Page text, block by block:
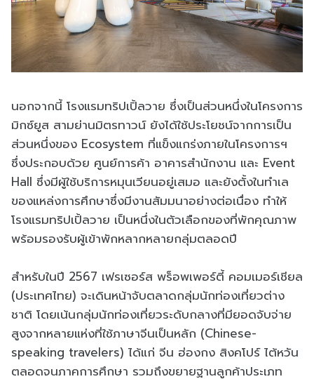
นอกจากนี้ โรงแรมทริปเปิ้ลวาย ซึ่งเป็นส่วนหนึ่งในโครงการ
มิกซ์ยูส สามย่านมิตรทาวน์ ยังได้ใช้ประโยชน์จากการเป็น
ส่วนหนึ่งของ Ecosystem ที่แข็งแกร่งภายในโครงการฯ
ซึ่งประกอบด้วย ศูนย์การค้า อาคารสำนักงาน และ Event
Hall ซึ่งมีผู้ใช้บริการหมุนเวียนอยู่เสมอ และยังตั้งในทำเล
ของแหล่งการศึกษาซึ่งมีงานสัมมนาอย่างต่อเนื่อง ทำให้
โรงแรมทริปเปิ้ลวาย เป็นหนึ่งในตัวเลือกของที่พักคุณภาพ
พร้อมรองรับผู้เข้าพักหลากหลายกลุ่มตลอดปี
สำหรับในปี 2567 เฟรเซอร์ส พร็อพเพอร์ตี้ คอมเมอร์เชียล
(ประเทศไทย) จะเดินหน้าจับตลาดกลุ่มนักท่องเที่ยวต่าง
ชาติ โดยเน้นกลุ่มนักท่องเที่ยวระดับกลางที่มียอดจับจ่าย
สูงจากหลายแห่งที่ใช้ภาษาจีนเป็นหลัก (Chinese-
speaking travelers) ได้แก่ จีน ฮ่องกง สิงคโปร์ ไต้หวัน
ตลอดจนภาคการศึกษา รวมถึงขยายฐานลูกค้าประเภท